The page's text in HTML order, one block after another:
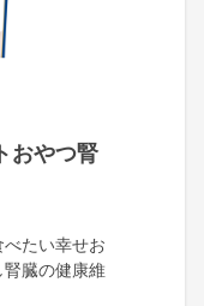
おやつ腎
たい幸せお
臓の健康維